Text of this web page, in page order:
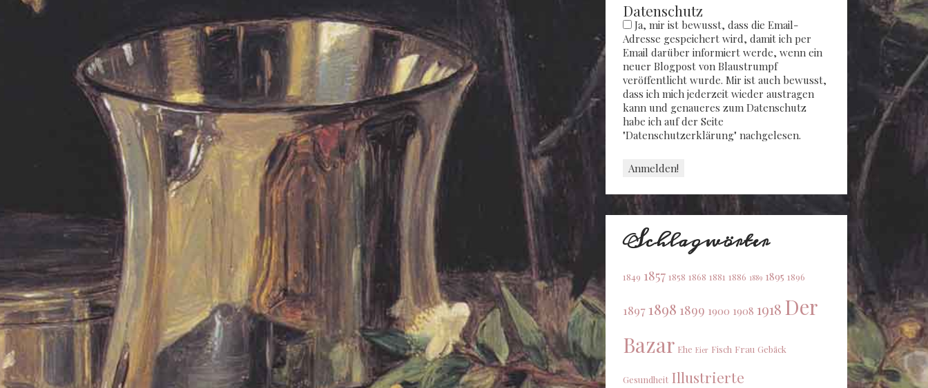
Datenschutz
Ja, mir ist bewusst, dass die Email-
Adresse gespeichert wird, damit ich per
Email darüber informiert werde, wenn ein
neuer Blogpost von Blaustrumpf
veröffentlicht wurde. Mir ist auch bewusst,
dass ich mich jederzeit wieder austragen
kann und genaueres zum Datenschutz
habe ich auf der Seite
"Datenschutzerklärung" nachgelesen.
Schlagwörter
1849 1857 1858 1868 1881 1886 1889 1895 1896
18971898 1899 1900 1908 1918 Der
Bazar Ehe Eier Fisch Frau Gebäck
Gesundheit Illustrierte